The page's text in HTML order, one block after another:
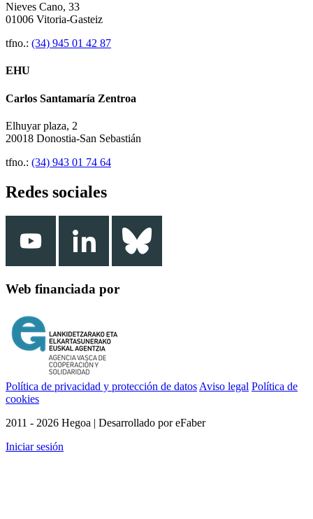
Nieves Cano, 33
01006 Vitoria-Gasteiz
tfno.: (34) 945 01 42 87
EHU
Carlos Santamaría Zentroa
Elhuyar plaza, 2
20018 Donostia-San Sebastián
tfno.: (34) 943 01 74 64
Redes sociales
Web financiada por
Política de privacidad y protección de datos Aviso legal Política de
cookies
2011 - 2026 Hegoa | Desarrollado por eFaber
Iniciar sesión